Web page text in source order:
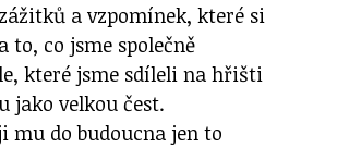
a vzpomínek, které si
to, co jsme společně
které jsme sdíleli na hřišti
jako velkou čest.
mu do budoucna jen to